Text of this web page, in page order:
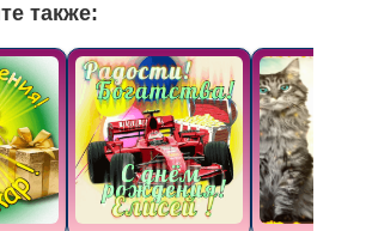
также: